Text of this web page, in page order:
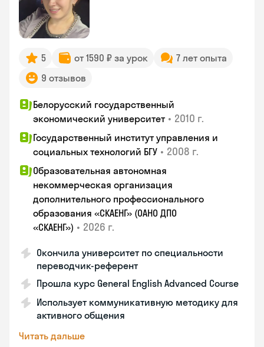
5 от 1590 ₽ за урок
7 лет опыта
9 отзывов
Белорусский государственный
экономический университет • 2010 г.
Государственный институт управления и
социальных технологий БГУ • 2008 г.
Образовательная автономная
некоммерческая организация
дополнительного профессионального
образования «СКАЕНГ» (ОАНО ДПО
«СКАЕНГ») • 2026 г.
Окончила университет по специальности
переводчик-референт
Прошла курс General English Advanced Course
Использует коммуникативную методику для
активного общения
Читать дальше